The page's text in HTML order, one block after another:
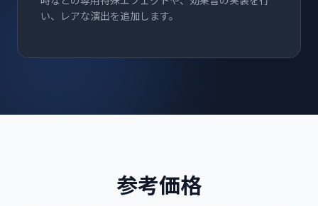
い、レアな演出を追加します。
参考価格